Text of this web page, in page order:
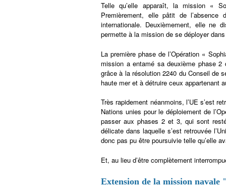
Telle qu’elle apparaît, la mission «
Premièrement, elle pâtit de
internationale. Deuxièmement, elle ne
permette à la mission de se déployer
La première phase de l’Opération «
mission a entamé sa deuxième phase
grâce à la résolution 2240 du Conseil de
haute mer et à détruire ceux appartenant
Très rapidement néanmoins, l’UE s’est
Nations unies pour le déploiement de
passer aux phases 2 et 3, qui sont
délicate dans laquelle s’est retrouvée
donc pas pu être poursuivie telle qu’elle
Et, au lieu d’être complètement
Extension de la mission navale